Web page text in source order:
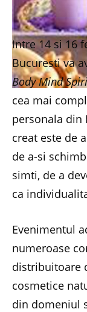
Intre 14 si 16
Bucuresti va
Body Mind
cea mai
personala din
creat este de
de a-si
simti, de a
ca
Evenimentul
numeroase
distribuitoare
cosmetice
din domeniul